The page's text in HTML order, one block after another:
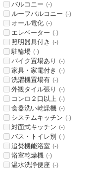
バルコニー (-)
ルーフバルコニー (-)
オール電化 (-)
エレベーター (-)
照明器具付き (-)
駐輪場 (-)
バイク置場あり (-)
家具・家電付き (-)
洗濯機置場有 (-)
外観タイル張り (-)
コンロ２口以上 (-)
食器洗い乾燥機 (-)
システムキッチン (-)
対面式キッチン (-)
バス・トイレ別 (-)
追焚機能浴室 (-)
浴室乾燥機 (-)
温水洗浄便座 (-)